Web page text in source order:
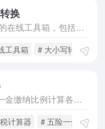
换
工具箱 # 大小写转换
计算器 # 五险一金计算器